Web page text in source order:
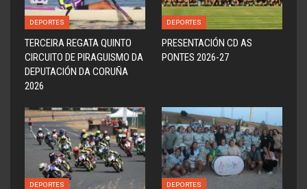
DEPORTES
TERCEIRA REGATA QUINTO
CIRCUITO DE PIRAGUISMO DA
DEPUTACIÓN DA CORUÑA
2026
DEPORTES
PRESENTACIÓN CD AS
PONTES 2026-27
DEPORTES DEPORTES